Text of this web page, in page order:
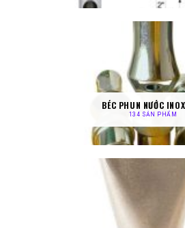
BÉC PHUN NƯỚC
134 SẢN PHẨM